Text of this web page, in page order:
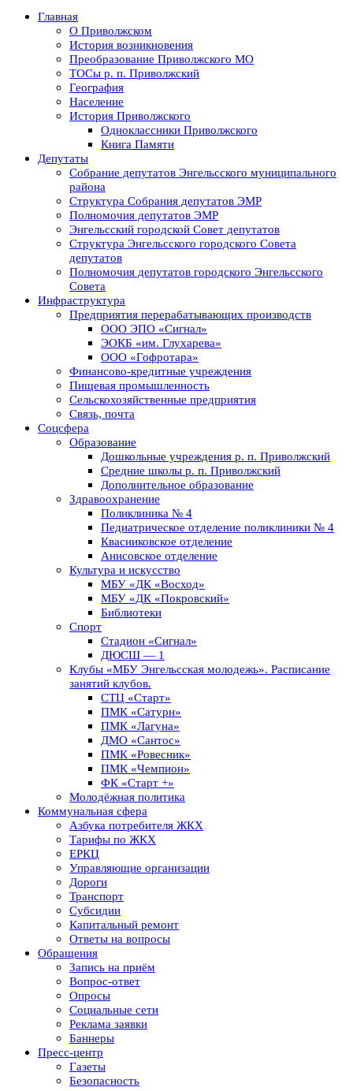
Главная
О Приволжском
История возникновения
Преобразование Приволжского МО
ТОСы р. п. Приволжский
География
Население
История Приволжского
Одноклассники Приволжского
Книга Памяти
Депутаты
Собрание депутатов Энгельсского муниципального
района
Структура Собрания депутатов ЭМР
Полномочия депутатов ЭМР
Энгельсский городской Совет депутатов
Структура Энгельсского городского Совета
депутатов
Полномочия депутатов городского Энгельсского
Совета
Инфраструктура
Предприятия перерабатывающих производств
ООО ЭПО «Сигнал»
ЭОКБ «им. Глухарева»
ООО «Гофротара»
Финансово-кредитные учреждения
Пищевая промышленность
Сельскохозяйственные предприятия
Связь, почта
Соцсфера
Образование
Дошкольные учреждения р. п. Приволжский
Средние школы р. п. Приволжский
Дополнительное образование
Здравоохранение
Поликлиника № 4
Педиатрическое отделение поликлиники № 4
Квасниковское отделение
Анисовское отделение
Культура и искусство
МБУ «ДК «Восход»
МБУ «ДК «Покровский»
Библиотеки
Спорт
Стадион «Сигнал»
ДЮСШ — 1
Клубы «МБУ Энгельсская молодежь». Расписание
занятий клубов.
СТЦ «Старт»
ПМК «Сатурн»
ПМК «Лагуна»
ДМО «Сантос»
ПМК «Ровесник»
ПМК «Чемпион»
ФК «Старт +»
Молодёжная политика
Коммунальная сфера
Азбука потребителя ЖКХ
Тарифы по ЖКХ
ЕРКЦ
Управляющие организации
Дороги
Транспорт
Субсидии
Капитальный ремонт
Ответы на вопросы
Обращения
Запись на приём
Вопрос-ответ
Опросы
Социальные сети
Реклама заявки
Баннеры
Пресс-центр
Газеты
Безопасность